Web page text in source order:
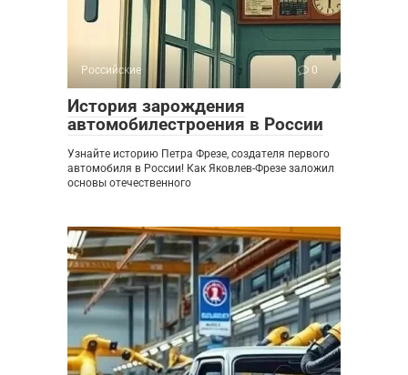
Российские 0
История зарождения
автомобилестроения в России
Узнайте историю Петра Фрезе, создателя первого
автомобиля в России! Как Яковлев-Фрезе заложил
основы отечественного